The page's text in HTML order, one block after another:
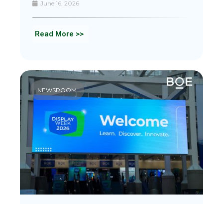
June 16, 2026
Read More >>
NEWSROOM